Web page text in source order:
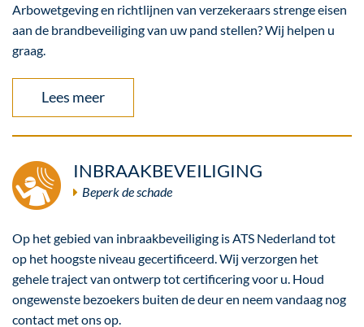
Arbowetgeving en richtlijnen van verzekeraars strenge eisen
aan de brandbeveiliging van uw pand stellen? Wij helpen u
graag.
Lees meer
INBRAAKBEVEILIGING
Beperk de schade
Op het gebied van inbraakbeveiliging is ATS Nederland tot
op het hoogste niveau gecertificeerd. Wij verzorgen het
gehele traject van ontwerp tot certificering voor u. Houd
ongewenste bezoekers buiten de deur en neem vandaag nog
contact met ons op.